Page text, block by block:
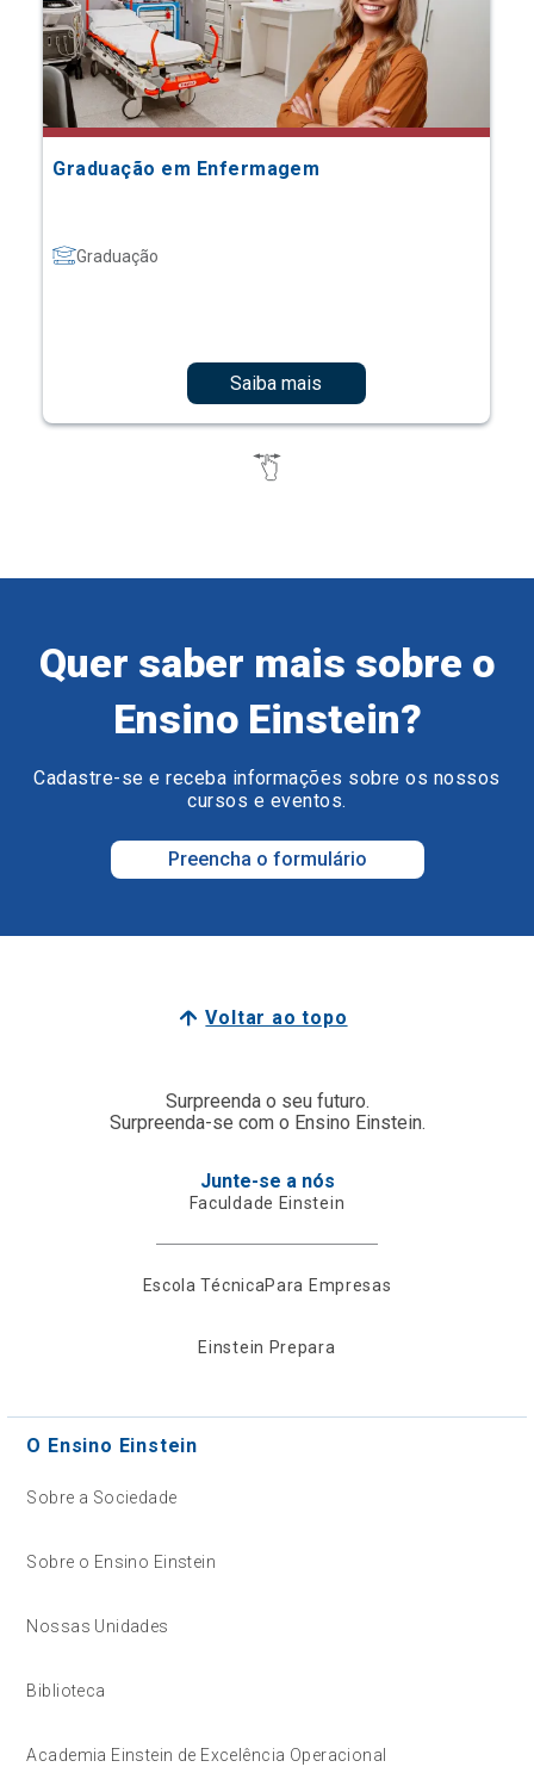
Graduação em Enfermagem
Graduação
Saiba mais
Quer saber mais sobre o
Ensino Einstein?
Cadastre-se e receba informações sobre os nossos
cursos e eventos.
Preencha o formulário
Voltar ao topo
Surpreenda o seu futuro.
Surpreenda-se com o Ensino Einstein.
Junte-se a nós
Faculdade Einstein
Escola TécnicaPara Empresas
Einstein Prepara
O Ensino Einstein
Sobre a Sociedade
Sobre o Ensino Einstein
Nossas Unidades
Biblioteca
Academia Einstein de Excelência Operacional